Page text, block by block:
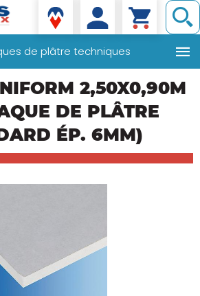
Denis matériaux
de plâtre techniques
2,50X0,90M
DE PLÂTRE
ÉP. 6MM)